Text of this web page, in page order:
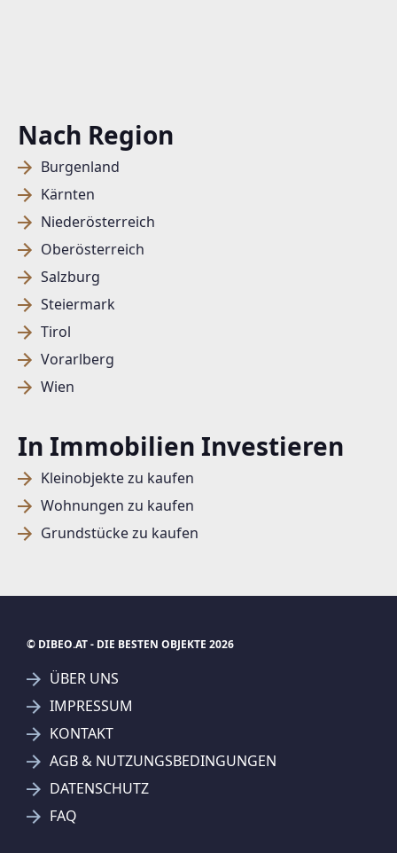
Nach Region
Burgenland
Kärnten
Niederösterreich
Oberösterreich
Salzburg
Steiermark
Tirol
Vorarlberg
Wien
In Immobilien Investieren
Kleinobjekte zu kaufen
Wohnungen zu kaufen
Grundstücke zu kaufen
SUCHAGENT ANLEGEN FÜR DIE
AKTUELLEN SUCHKRITERIEN
© DIBEO.AT - DIE BESTEN OBJEKTE 2026
ÜBER UNS
IMPRESSUM
KONTAKT
AGB & NUTZUNGSBEDINGUNGEN
DATENSCHUTZ
FAQ